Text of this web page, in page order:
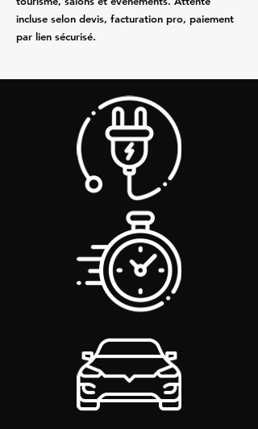
incluse selon devis, facturation pro, paiement
par lien sécurisé.